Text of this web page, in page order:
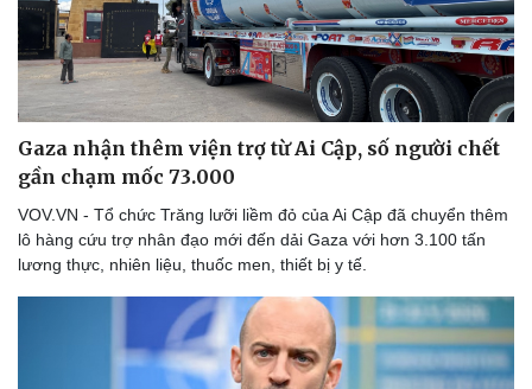
Thể thao
Bóng đá
Lịch thi đấu bóng đá
Thế giới thể thao
eSports
Hậu trường
Ô tô - Xe máy
Ô tô
Xe máy
Gaza nhận thêm viện trợ từ Ai Cập, số người chết
gần chạm mốc 73.000
VOV.VN - Tổ chức Trăng lưỡi liềm đỏ của Ai Cập đã chuyển thêm
lô hàng cứu trợ nhân đạo mới đến dải Gaza với hơn 3.100 tấn
lương thực, nhiên liệu, thuốc men, thiết bị y tế.